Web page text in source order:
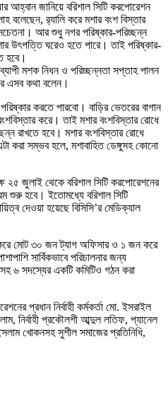
আহ্বান জানিয়ে বরিশাল সিটি করপোরেশন
বলেছেন, র‌্যালি করে মশার বংশ বিস্তার
আর শুধু নগর পরিষ্কার-পরিচ্ছন্ন
উৎপত্তি ঘরেও হতে পারে। তাই পরিষ্কার-
হবে।
মশক নিধন ও পরিচ্ছন্নতা সপ্তাহ পালন
এসব কথা বলেন।
করতে পারবো। বাড়ির ভেতরের বাগান
করে। তাই মশার বংশবিস্তার রোধে
রাখতে হবে। মশার বংশবিস্তার রোধে
করা সম্ভব হলে, মশাবাহিত ডেঙ্গুসহ কোনো
জুলাই থেকে বরিশাল সিটি করপোরেশনের
শুরু হবে। ইতোমধ্যে বরিশাল সিটি
দেওয়া হয়েছে বিসিসি’র মেডিক্যাল
মোট ৩০ জন ট্যাগ অফিসার ও ১ জন করে
সার্বিকভাবে পরিচালনার জন্য
৬ সদস্যের একটি কমিটিও গঠন করা
প্রধান নির্বাহী কর্মকর্তা মো. ইসরাইল
নির্বাহী প্রকৌলশী আব্দুল লতিফ, প্যানেল
খোকনসহ সুশীল সমাজের প্রতিনিধি,